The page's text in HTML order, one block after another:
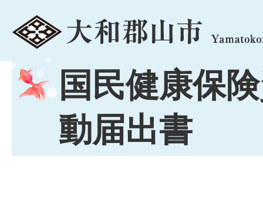
menu
国民健康保
動届出書